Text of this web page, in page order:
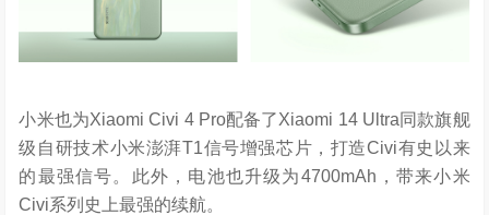
小米也为Xiaomi Civi 4 Pro配备了Xiaomi 14 Ultra同款旗舰
级自研技术小米澎湃T1信号增强芯片，打造Civi有史以来
的最强信号。此外，电池也升级为4700mAh，带来小米
Civi系列史上最强的续航。